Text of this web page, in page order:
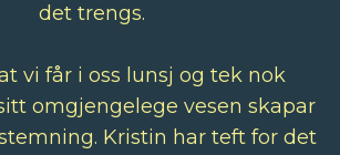
det trengs.
vi får i oss lunsj og tek nok
omgjengelege vesen skapar
Kristin har teft for det